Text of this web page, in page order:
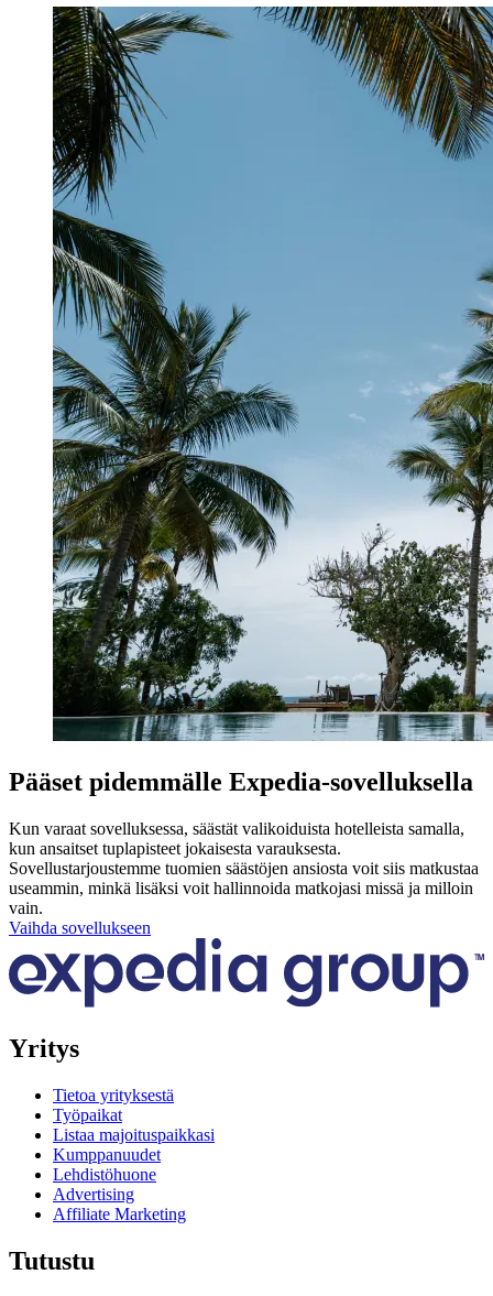
Pääset pidemmälle Expedia-sovelluksella
Kun varaat sovelluksessa, säästät valikoiduista hotelleista samalla,
kun ansaitset tuplapisteet jokaisesta varauksesta.
Sovellustarjoustemme tuomien säästöjen ansiosta voit siis matkustaa
useammin, minkä lisäksi voit hallinnoida matkojasi missä ja milloin
vain.
Vaihda sovellukseen
Yritys
Tietoa yrityksestä
Työpaikat
Listaa majoituspaikkasi
Kumppanuudet
Lehdistöhuone
Advertising
Affiliate Marketing
Tutustu